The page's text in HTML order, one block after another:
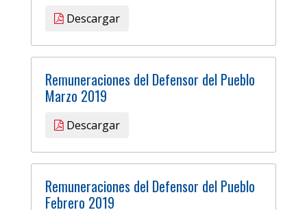
Descargar
Remuneraciones del Defensor del Pueblo
Marzo 2019
Descargar
Remuneraciones del Defensor del Pueblo
Febrero 2019